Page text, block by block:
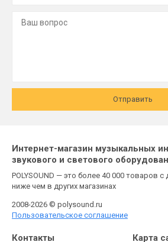
Отправить
Интернет-магазин музыкальных
звукового и светового
POLYSOUND — это более 40 000 товаров
ниже чем в других магазинах
2008-2026 © polysound.ru
Пользовательское соглашение
Контакты Карта